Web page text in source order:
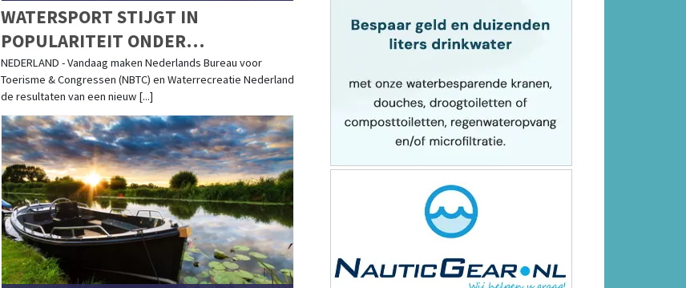
WATERSPORT STIJGT IN
POPULARITEIT ONDER
NEDERLANDERS
NEDERLAND - Vandaag maken Nederlands Bureau voor
Toerisme & Congressen (NBTC) en Waterrecreatie Nederland
de resultaten van een nieuw [...]